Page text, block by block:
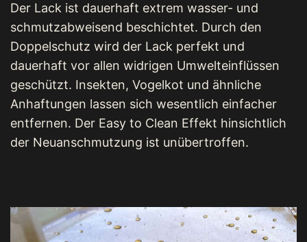
Der Lack ist dauerhaft extrem wasser- und
schmutzabweisend beschichtet. Durch den
Doppelschutz wird der Lack perfekt und
dauerhaft vor allen widrigen Umwelteinflüssen
geschützt. Insekten, Vogelkot und ähnliche
Anhaftungen lassen sich wesentlich einfacher
entfernen. Der Easy to Clean Effekt hinsichtlich
der Neuanschmutzung ist unübertroffen.